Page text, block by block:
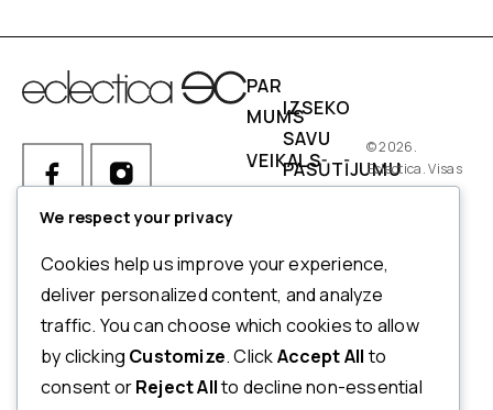
Ja Jums ir kādi jautājumi par
pasūtījumu, produktiem vai
mūsu pakalpojumiem,
lūdzu, sazinieties ar mūsu
klientu apkalpošanas
dienestu.
PAR
MUMS
VEIKALS
IZSEKO
SAVU
PASŪTĪJUMU
NORĒĶINI
ATMAKSAS
UN
ATGRIEŠANAS
© 2026.
Eclectica. Visas
tiesības
We respect your privacy
Cookies help us improve your experience,
deliver personalized content, and analyze
traffic. You can choose which cookies to allow
by clicking Customize. ClickAccept Allto
consent orReject Allto decline non-essential